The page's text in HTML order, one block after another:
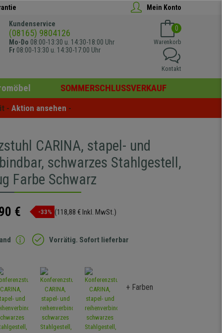
Mein Konto
Kundenservice
(08165) 9804126
Mo-Do 08:00-13:30 u. 14:30-18:00 Uhr
Fr 08:00-13:30 u. 14:30-17:00 Uhr
0
Warenkorb
Kontakt
SOMMERSCHLUSSVERKAUF
- Aktion ansehen -
CARINA, stapel- und
schwarzes Stahlgestell,
Farbe Schwarz
€ -33% (118,88 € Inkl. MwSt.)
Vorrätig. Sofort lieferbar
+ Farben